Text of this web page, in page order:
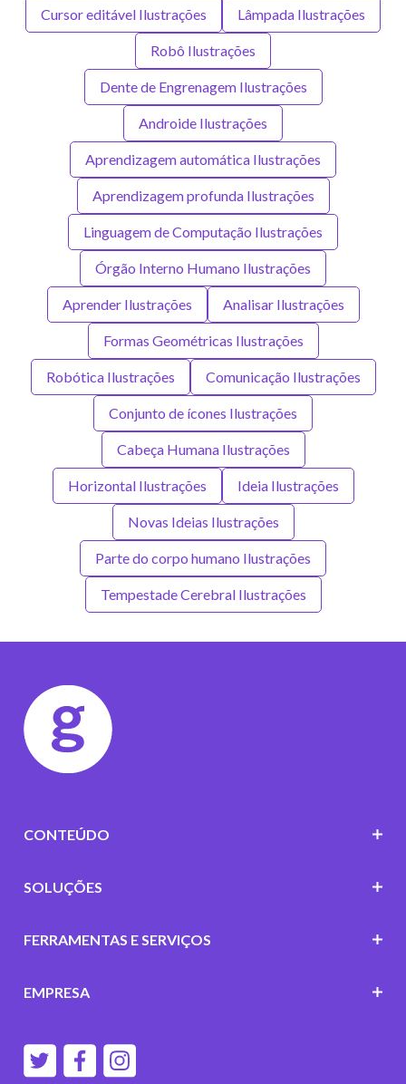
Cursor editável Ilustrações Lâmpada Ilustrações
Robô Ilustrações
Dente de Engrenagem Ilustrações
Androide Ilustrações
Aprendizagem automática Ilustrações
Aprendizagem profunda Ilustrações
Linguagem de Computação Ilustrações
Órgão Interno Humano Ilustrações
Aprender Ilustrações Analisar Ilustrações
Formas Geométricas Ilustrações
Robótica Ilustrações Comunicação Ilustrações
Conjunto de ícones Ilustrações
Cabeça Humana Ilustrações
Horizontal Ilustrações Ideia Ilustrações
Novas Ideias Ilustrações
Parte do corpo humano Ilustrações
Tempestade Cerebral Ilustrações
CONTEÚDO
SOLUÇÕES
FERRAMENTAS E SERVIÇOS
EMPRESA